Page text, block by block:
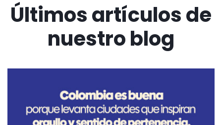
Últimos artículos de
nuestro blog